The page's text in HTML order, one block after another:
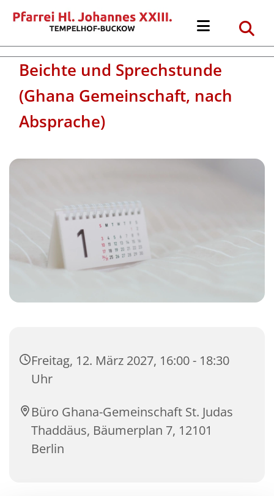
Beichte und Sprechstunde
(Ghana Gemeinschaft, nach
Absprache)
Freitag, 12. März 2027, 16:00 - 18:30
Uhr
Büro Ghana-Gemeinschaft St. Judas
Thaddäus, Bäumerplan 7, 12101
Berlin